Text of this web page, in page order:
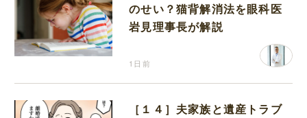
のせい？猫背解消法を眼科医
岩見理事長が解説
1日前
［１４］夫家族と遺産トラブ